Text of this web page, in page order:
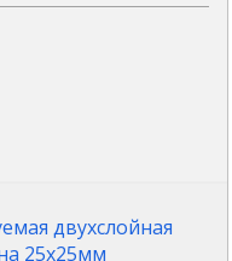
двухслойная
25x25мм